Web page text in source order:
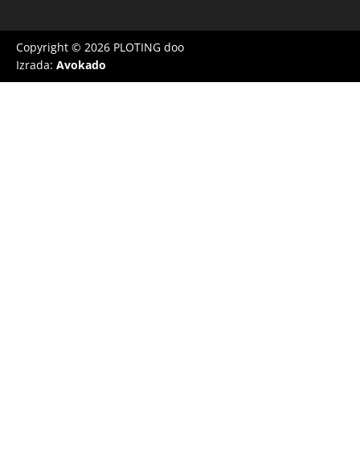
Copyright © 2026 PLOTING doo
Izrada: Avokado